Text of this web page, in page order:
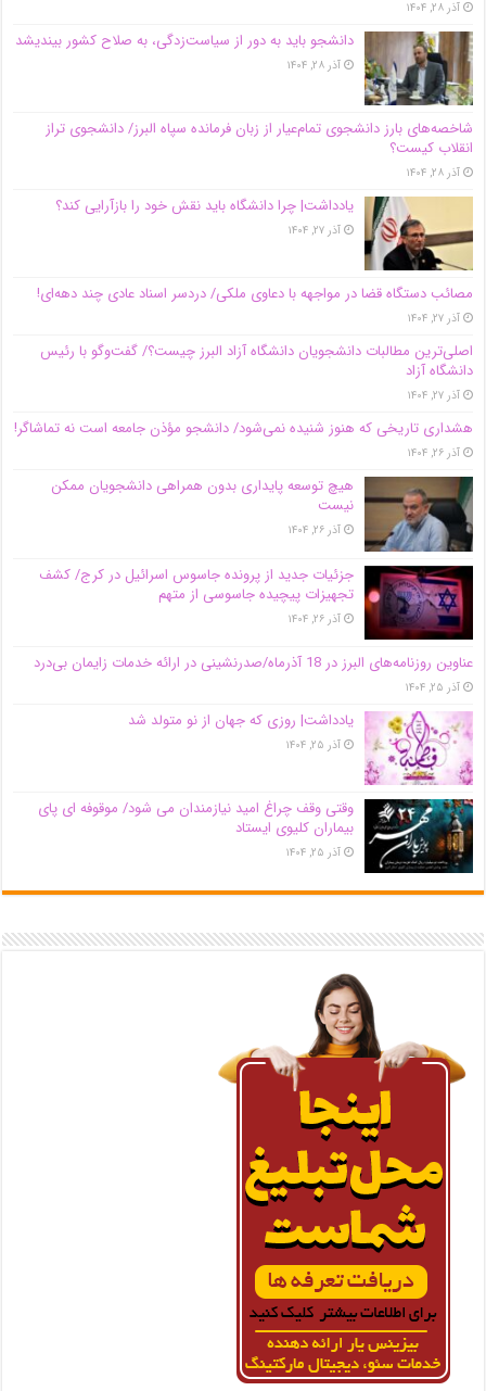
آذر ۲۸, ۱۴۰۴
دانشجو باید به دور از سیاست‌زدگی، به صلاح کشور بیندیشد
آذر ۲۸, ۱۴۰۴
شاخصه‌های بارز دانشجوی تمام‌عیار از زبان فرمانده سپاه البرز/ دانشجوی تراز
انقلاب کیست؟
آذر ۲۸, ۱۴۰۴
یادداشت| چرا دانشگاه باید نقش خود را بازآرایی کند؟
آذر ۲۷, ۱۴۰۴
مصائب دستگاه قضا در مواجهه با دعاوی ملکی/ دردسر اسناد عادی چند‌ دهه‌ای!
آذر ۲۷, ۱۴۰۴
اصلی‌ترین مطالبات دانشجویان دانشگاه آزاد البرز چیست؟/ گفت‌وگو با رئیس
دانشگاه آز‌اد
آذر ۲۷, ۱۴۰۴
هشداری تاریخی که هنوز شنیده نمی‌شود/ دانشجو مؤذن جامعه است نه تماشاگر!
آذر ۲۶, ۱۴۰۴
هیچ توسعه پایداری بدون همراهی دانشجویان ممکن
نیست
آذر ۲۶, ۱۴۰۴
جزئیات جدید از پرونده جاسوس اسرائیل در کرج/‌ کشف
تجهیزات پیچیده جاسوسی از متهم
آذر ۲۶, ۱۴۰۴
عناوین روزنامه‌های البرز در ‌18 آذرماه/صدرنشینی در ارائه خدمات زایمان بی‌درد
آذر ۲۵, ۱۴۰۴
یادداشت| روزی که جهان از نو متولد شد
آذر ۲۵, ۱۴۰۴
وقتی وقف چراغ امید نیازمندان می شود/ موقوفه ای پای
بیماران کلیوی ایستاد
آذر ۲۵, ۱۴۰۴